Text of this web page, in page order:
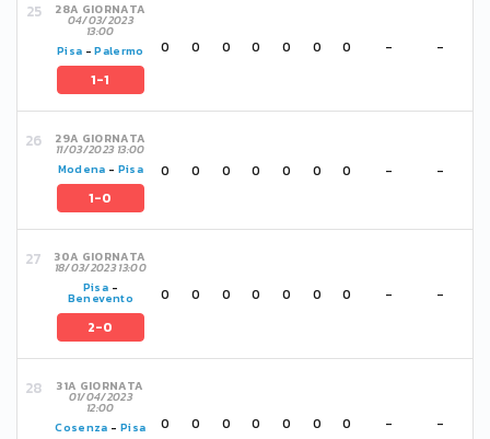
28A GIORNATA
04/03/2023
13:00
Pisa -Palermo
1-1
0 0 0 0 0 0 0 - -
29A GIORNATA
11/03/2023 13:00
Modena - Pisa
1-0
0 0 0 0 0 0 0 - -
30A GIORNATA
18/03/2023 13:00
Pisa -
Benevento
2-0
0 0 0 0 0 0 0 - -
31A GIORNATA
01/04/2023
12:00
Cosenza - Pisa 0 0 0 0 0 0 0 - -